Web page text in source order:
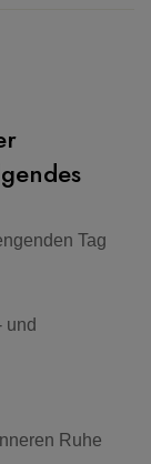
Tag
und
Ruhe